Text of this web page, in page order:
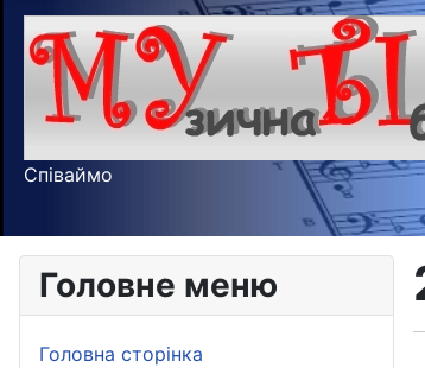
Співаймо
Головне меню
Головна сторінка